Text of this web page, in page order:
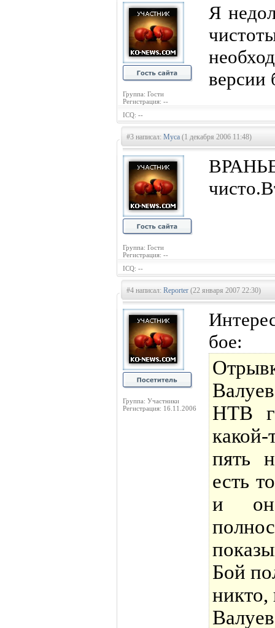
Группа: Гости
Регистрация: --
Я
версии
ICQ: --
#3 написал: Муса (1 декабря 2006 11:48)
Группа: Гости
Регистрация: --
ICQ: --
#4 написал: Reporter (22 января 2007 22:30)
Группа: Участники
Регистрация: 16.11.2006
бое:
НТВ
какой-
пять
есть
и он
Бой
никто,